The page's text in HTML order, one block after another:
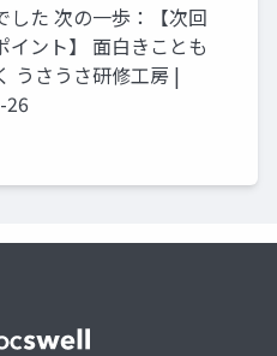
した 次の一歩：【次回
イント】 面白きことも
うさうさ研修工房 |
26